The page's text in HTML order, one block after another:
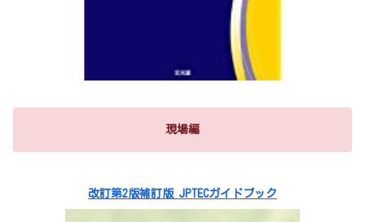
現場編
改訂第2版補訂版 JPTECガイドブック